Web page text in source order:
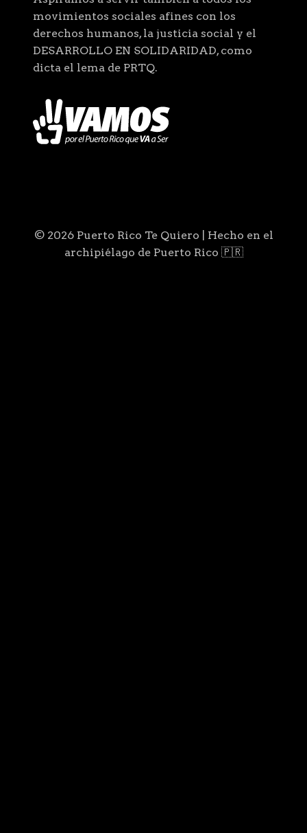
movimientos sociales afines con los
derechos humanos, la justicia social y el
DESARROLLO EN SOLIDARIDAD, como
dicta el lema de PRTQ.
© 2026 Puerto Rico Te Quiero | Hecho en el
archipiélago de Puerto Rico 🇵🇷